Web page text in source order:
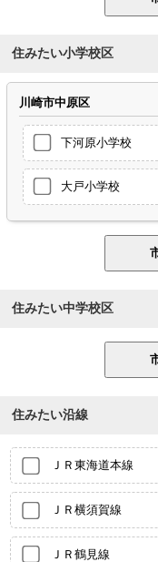
住みたい小学校区
川崎市中原区
下河原小学校
大戸小学校
住みたい中学校区
住みたい沿線
ＪＲ東海道本線
ＪＲ横須賀線
ＪＲ鶴見線